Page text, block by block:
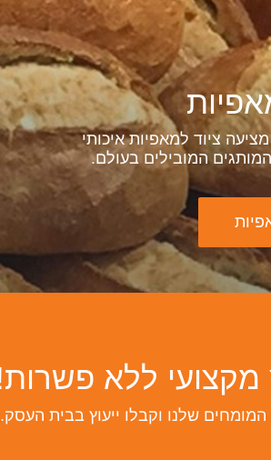
ציוד למאפיות איכותי
המובילים בעולם.
מקצועי ללא
שלנו וקבלו ייעוץ בבית העסק.